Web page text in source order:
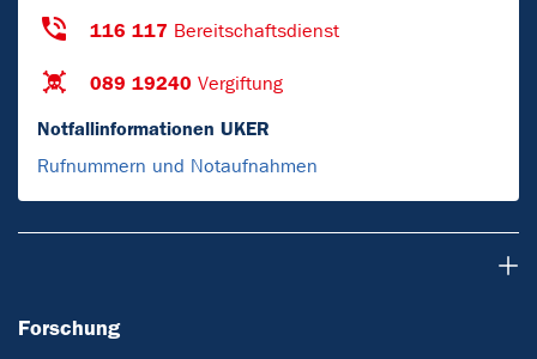
116 117 Bereitschaftsdienst
089 19240 Vergiftung
Notfallinformationen UKER
Rufnummern und Notaufnahmen
Forschung